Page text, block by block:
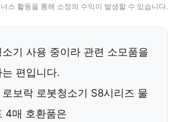
스 활동을 통해 소정의 수익이 발생할 수 있습니다.
기 사용 중이라 관련 소모품을
편입니다.
보락 로봇청소기 S8시리즈 물
4매 호환품은